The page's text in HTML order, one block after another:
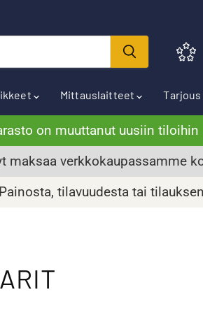
Mittauslaitteet Tarjous
on muuttanut uusiin tiloihin
maksaa verkkokaupassamme
tilavuudesta tai